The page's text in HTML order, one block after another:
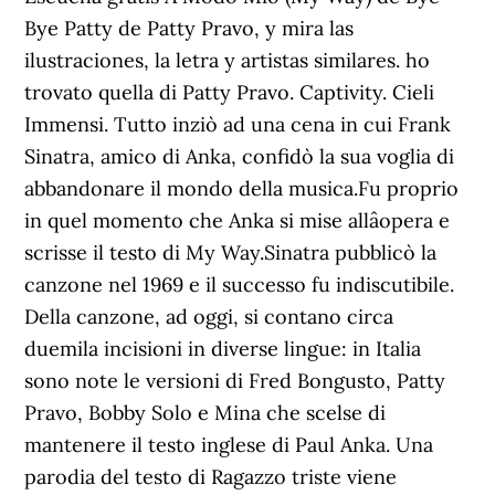
Bye Patty de Patty Pravo, y mira las
ilustraciones, la letra y artistas similares. ho
trovato quella di Patty Pravo. Captivity. Cieli
Immensi. Tutto inziò ad una cena in cui Frank
Sinatra, amico di Anka, confidò la sua voglia di
abbandonare il mondo della musica.Fu proprio
in quel momento che Anka si mise allâopera e
scrisse il testo di My Way.Sinatra pubblicò la
canzone nel 1969 e il successo fu indiscutibile.
Della canzone, ad oggi, si contano circa
duemila incisioni in diverse lingue: in Italia
sono note le versioni di Fred Bongusto, Patty
Pravo, Bobby Solo e Mina che scelse di
mantenere il testo inglese di Paul Anka. Una
parodia del testo di Ragazzo triste viene